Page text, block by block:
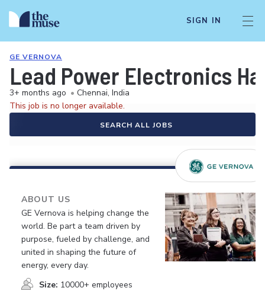
SIGN IN
GE VERNOVA
Lead Power Electronics
3+ months ago • Chennai, India
This job is no longer available.
SEARCH ALL JOBS
ABOUT US
GE Vernova is helping change the
world. Be part a team driven by
purpose, fueled by challenge, and
united in shaping the future of
energy, every day.
Size: 10000+ employees